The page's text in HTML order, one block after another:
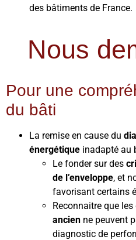
des bâtiments de France.
Nous
Pour une
du bâti
La remise en cause du
énergétique inadapté au
Le fonder sur des
de l’enveloppe, et
favorisant certains
Reconnaitre que
ancien ne peuvent
diagnostic de